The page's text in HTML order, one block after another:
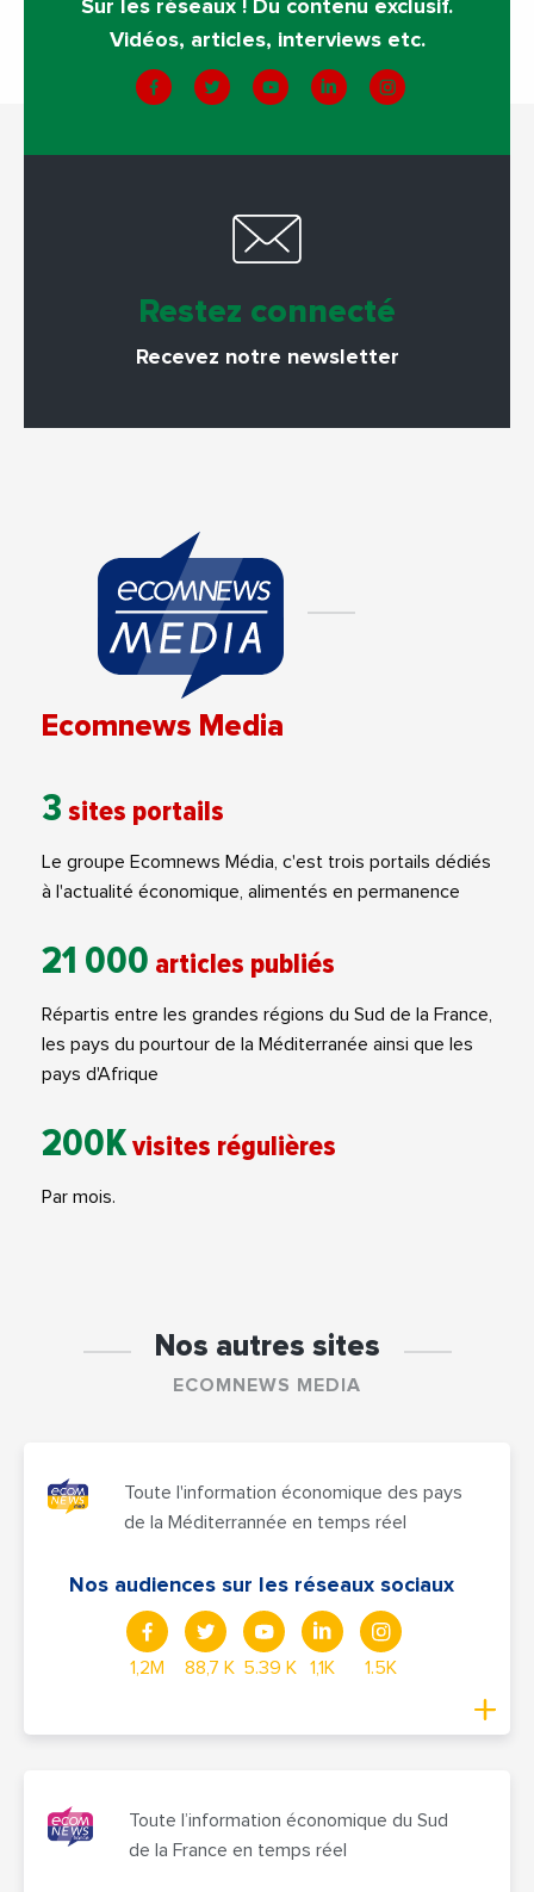
Sur les réseaux ! Du contenu exclusif.
Vidéos, articles, interviews etc.
Restez connecté
Recevez notre newsletter
Ecomnews Media
3 sites portails
Le groupe Ecomnews Média, c'est trois portails dédiés
à l'actualité économique, alimentés en permanence
21 000 articles publiés
Répartis entre les grandes régions du Sud de la France,
les pays du pourtour de la Méditerranée ainsi que les
pays d'Afrique
200Kvisites régulières
Par mois.
Nos autres sites
ECOMNEWS MEDIA
Toute l'information économique des pays
de la Méditerrannée en temps réel
Nos audiences sur les réseaux sociaux
1,2M 88,7 K 5.39 K 1,1K 1.5K
Toute l’information économique du Sud
de la France en temps réel